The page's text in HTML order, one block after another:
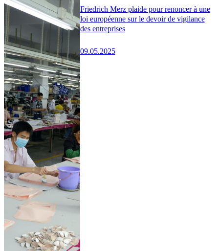
Friedrich Merz plaide pour renoncer à une
loi européenne sur le devoir de vigilance
des entreprises
09.05.2025